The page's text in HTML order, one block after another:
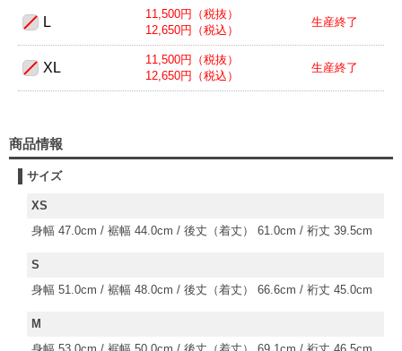
L
11,500円（税抜）
12,650円（税込）
生産終了
XL
11,500円（税抜）
12,650円（税込）
生産終了
商品情報
サイズ
XS
身幅 47.0cm / 裾幅 44.0cm / 後丈（着丈） 61.0cm / 裄丈 39.5cm
S
身幅 51.0cm / 裾幅 48.0cm / 後丈（着丈） 66.6cm / 裄丈 45.0cm
M